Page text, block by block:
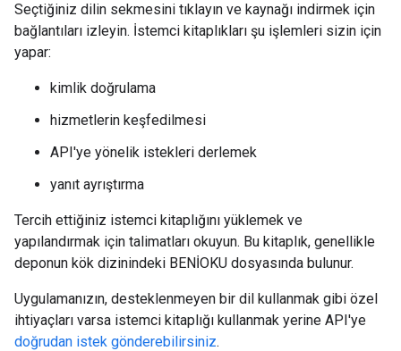
Seçtiğiniz dilin sekmesini tıklayın ve kaynağı indirmek için
bağlantıları izleyin. İstemci kitaplıkları şu işlemleri sizin için
yapar:
kimlik doğrulama
hizmetlerin keşfedilmesi
API'ye yönelik istekleri derlemek
yanıt ayrıştırma
Tercih ettiğiniz istemci kitaplığını yüklemek ve
yapılandırmak için talimatları okuyun. Bu kitaplık, genellikle
deponun kök dizinindeki BENİOKU dosyasında bulunur.
Uygulamanızın, desteklenmeyen bir dil kullanmak gibi özel
ihtiyaçları varsa istemci kitaplığı kullanmak yerine API'ye
doğrudan istek gönderebilirsiniz.